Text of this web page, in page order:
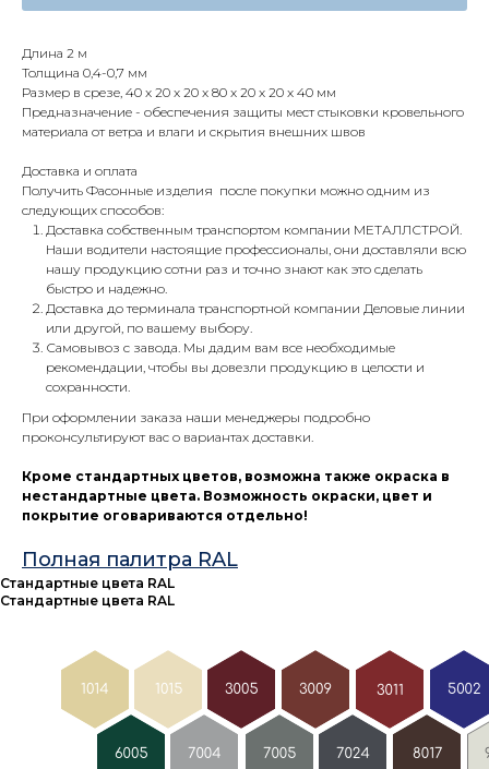
Длина 2 м
Толщина 0,4-0,7 мм
Размер в срезе, 40 x 20 x 20 x 80 x 20 x 20 x 40 мм
Предназначение - обеспечения защиты мест стыковки кровельного
материала от ветра и влаги и скрытия внешних швов
Доставка и оплата
Получить Фасонные изделия после покупки можно одним из
следующих способов:
Доставка собственным транспортом компании МЕТАЛЛСТРОЙ.
Наши водители настоящие профессионалы, они доставляли всю
нашу продукцию сотни раз и точно знают как это сделать
быстро и надежно.
Доставка до терминала транспортной компании Деловые линии
или другой, по вашему выбору.
Самовывоз с завода. Мы дадим вам все необходимые
рекомендации, чтобы вы довезли продукцию в целости и
сохранности.
При оформлении заказа наши менеджеры подробно
проконсультируют вас о вариантах доставки.
Кроме стандартных цветов, возможна также окраска в
нестандартные цвета. Возможность окраски, цвет и
покрытие оговариваются отдельно!
Полная палитра RAL
Стандартные цвета RAL
Стандартные цвета RAL